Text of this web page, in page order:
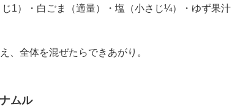
1）・白ごま（適量）・塩（小さじ¼）・ゆず果汁
、全体を混ぜたらできあがり。
ムル